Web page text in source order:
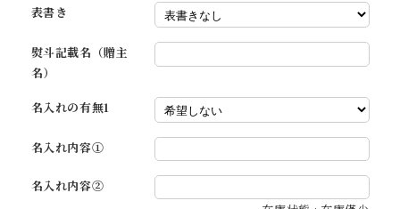
表書き
熨斗記載名（贈主
名）
名入れの有無1
名入れ内容①
名入れ内容②